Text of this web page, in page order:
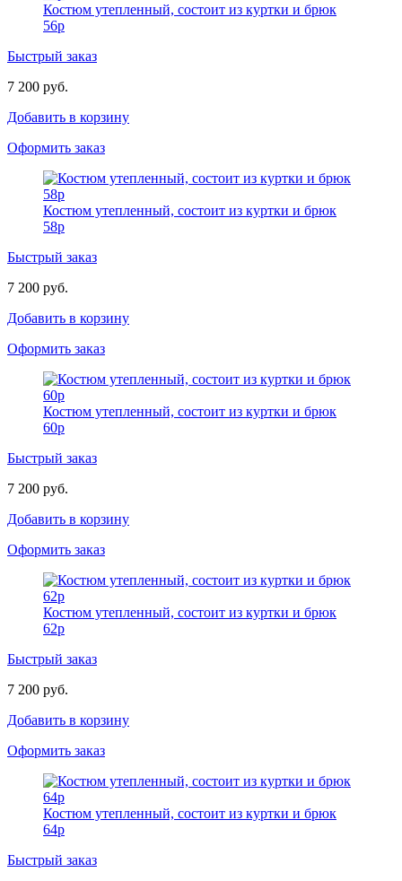
Костюм утепленный, состоит из куртки и брюк
56р
Быстрый заказ
7 200 руб.
Добавить в корзину
Оформить заказ
Костюм утепленный, состоит из куртки и брюк
58р
Быстрый заказ
7 200 руб.
Добавить в корзину
Оформить заказ
Костюм утепленный, состоит из куртки и брюк
60р
Быстрый заказ
7 200 руб.
Добавить в корзину
Оформить заказ
Костюм утепленный, состоит из куртки и брюк
62р
Быстрый заказ
7 200 руб.
Добавить в корзину
Оформить заказ
Костюм утепленный, состоит из куртки и брюк
64р
Быстрый заказ